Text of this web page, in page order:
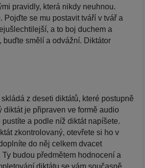
pravidly, která nikdy neuhnou.
Pojďte se mu postavit tváří v tvář a
a to boj duchem a
buďte smělí a odvážní. Diktátor
z deseti diktátů, které postupně
diktát je připraven ve formě audio
pustíte a podle níž diktát napíšete.
zkontrolovaný, otevřete si ho v
do něj celkem dvacet
budou předmětem hodnocení a
diktátu se vám současně